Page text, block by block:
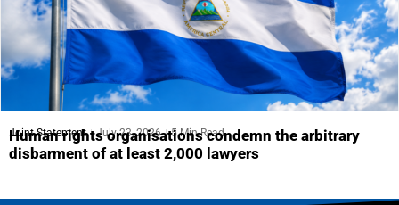
Joint Statement July 23, 2026 5 Min Read
Human rights organisations condemn the arbitrary
disbarment of at least 2,000 lawyers